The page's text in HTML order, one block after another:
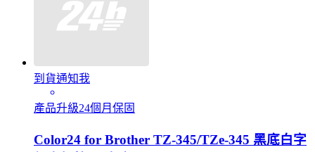
到貨通知我
產品升級24個月保固
Color24 for Brother TZ-345/TZe-345 黑底白字